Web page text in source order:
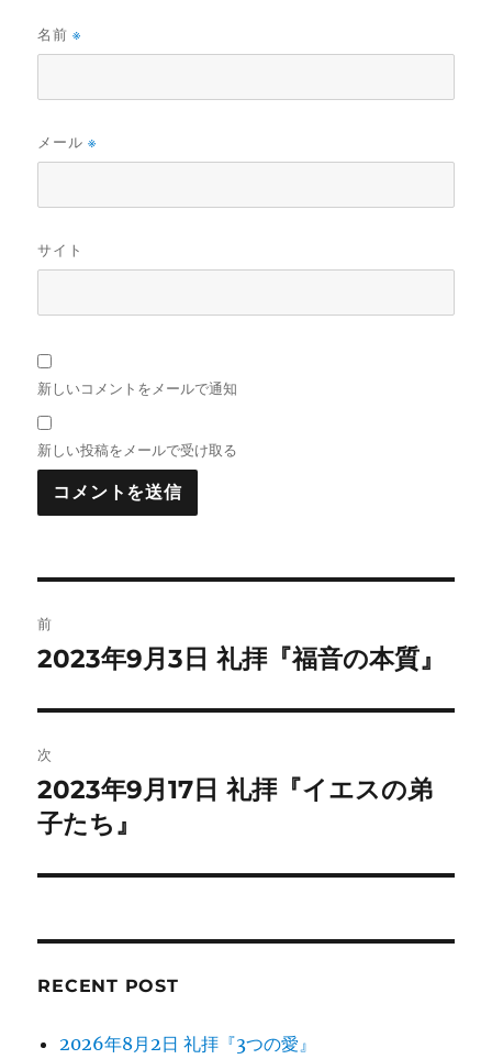
名前※
メール※
サイト
新しいコメントをメールで通知
新しい投稿をメールで受け取る
稿
ビ
ゲ
ー
シ
ン
前
前
投
稿:
2023年9月3日 礼拝『福音の本質』
次
次
の
稿:
2023年9月17日 礼拝『イエスの弟
子たち』
RECENT POST
2026年8月2日 礼拝『3つの愛』